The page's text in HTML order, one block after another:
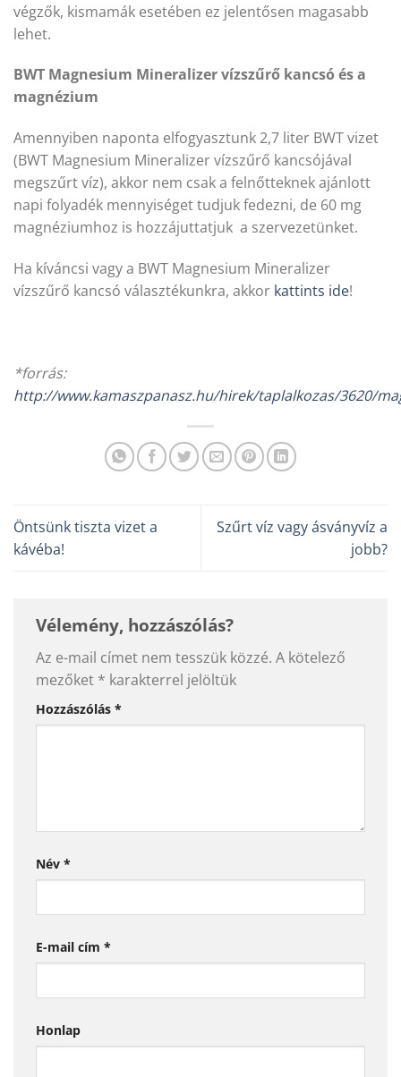
végzők, kismamák esetében ez jelentősen magasabb
lehet.
BWT Magnesium Mineralizer vízszűrő kancsó és a
magnézium
Amennyiben naponta elfogyasztunk 2,7 liter BWT vizet
(BWT Magnesium Mineralizer vízszűrő kancsójával
megszűrt víz), akkor nem csak a felnőtteknek ajánlott
napi folyadék mennyiséget tudjuk fedezni, de 60 mg
magnéziumhoz is hozzájuttatjuk a szervezetünket.
Ha kíváncsi vagy a BWT Magnesium Mineralizer
vízszűrő kancsó választékunkra, akkor kattints ide!
*forrás:
http://www.kamaszpanasz.hu/hirek/taplalkozas/3620/
Öntsünk tiszta vizet a
kávéba!
Szűrt víz vagy ásványvíz a
jobb?
Vélemény, hozzászólás?
Az e-mail címet nem tesszük közzé. A kötelező
mezőket * karakterrel jelöltük
Hozzászólás *
Név *
E-mail cím *
Honlap